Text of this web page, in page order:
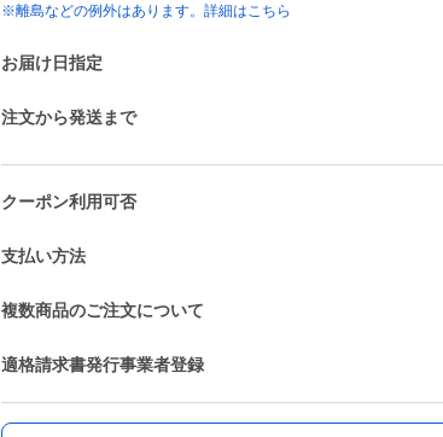
※離島などの例外はあります。詳細はこちら
お届け日指定
注文から発送まで
クーポン利用可否
支払い方法
複数商品のご注文について
適格請求書発行事業者登録